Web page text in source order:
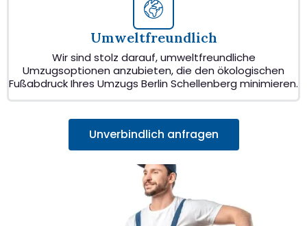
Umweltfreundlich
Wir sind stolz darauf, umweltfreundliche
Umzugsoptionen anzubieten, die den ökologischen
Fußabdruck Ihres Umzugs Berlin Schellenberg minimieren.
Unverbindlich anfragen